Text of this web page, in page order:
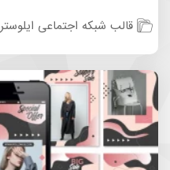
قالب شبکه اجتماعی